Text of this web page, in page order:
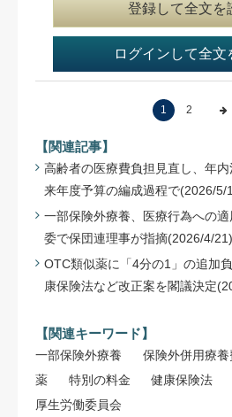
登録して全文を
ログインして全文
1 2
【関連記事】
高齢者の医療費負担見直し、年
来年度予算の編成過程で(2026/5/
一部保険外療養、医療行為への
委で保団連理事が指摘(2026/4/21)
OTC類似薬に「4分の1」の追加
康保険法など改正案を閣議決定
【関連キーワード】
一部保険外療養 保険外併用療養
薬
特別の料金 健康保険法
厚生労働委員会